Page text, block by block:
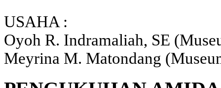
USAHA :
Oyoh R. Indramaliah, SE
Meyrina M. Matondang